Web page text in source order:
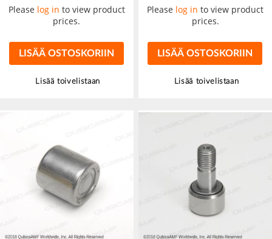
Please log in to view product
prices.
LISÄÄ OSTOSKORIIN
Lisää toivelistaan
Please log in to view product
prices.
LISÄÄ OSTOSKORIIN
Lisää toivelistaan